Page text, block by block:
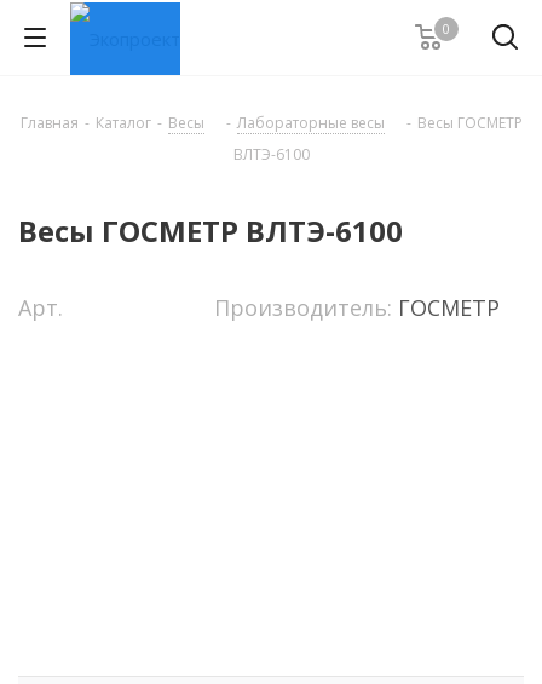
0
Главная - Каталог - Весы - Лабораторные весы - Весы ГОСМЕТР
ВЛТЭ-6100
Весы ГОСМЕТР ВЛТЭ-6100
Арт. Производитель: ГОСМЕТР